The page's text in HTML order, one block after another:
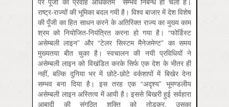
राष्ट्र-राज्यों की भूमिका बदल गयी है। विश्व बाजार में देश विशेष
की पूँजी का हित साधन करने के अतिरिक्त राज्य का मुख्य काम
श्रम को नियोजित-नियंत्रित करना हो गया है। “फोर्डिस्ट
असेम्बली लाइन” और “टेलर सिस्टम मैनेजमेण्ट” का समय
मुख्यतया बीत चुका है। स्वचालन की नयी प्रविधियों ने
असेम्बली लाइन को विखंडित करके सिर्फ एक देश के भीतर ही
नहीं, बल्कि दुनिया भर में छोटे-छोटे वर्कशापों में बिखेर देना
सम्भव बना दिया है। इस तरह एक “अदृश्य” भूमण्डलीय
असेम्बली लाइन अस्तित्व में आयी है। इससे बिखरी हुई सर्वहारा
आबादी की संगठित शक्ति को तोड़कर, उसका